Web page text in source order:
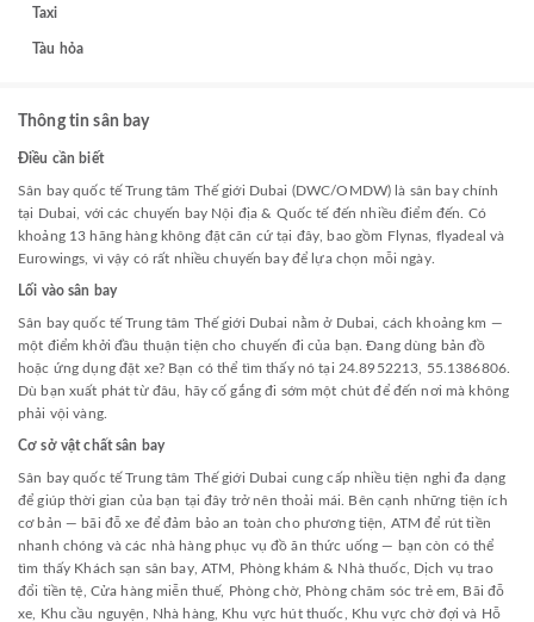
Taxi
Tàu hỏa
Thông tin sân bay
Điều cần biết
Sân bay quốc tế Trung tâm Thế giới Dubai (DWC/OMDW) là sân bay chính
tại Dubai, với các chuyến bay Nội địa & Quốc tế đến nhiều điểm đến. Có
khoảng 13 hãng hàng không đặt căn cứ tại đây, bao gồm Flynas, flyadeal và
Eurowings, vì vậy có rất nhiều chuyến bay để lựa chọn mỗi ngày.
Lối vào sân bay
Sân bay quốc tế Trung tâm Thế giới Dubai nằm ở Dubai, cách khoảng km —
một điểm khởi đầu thuận tiện cho chuyến đi của bạn. Đang dùng bản đồ
hoặc ứng dụng đặt xe? Bạn có thể tìm thấy nó tại 24.8952213, 55.1386806.
Dù bạn xuất phát từ đâu, hãy cố gắng đi sớm một chút để đến nơi mà không
phải vội vàng.
Cơ sở vật chất sân bay
Sân bay quốc tế Trung tâm Thế giới Dubai cung cấp nhiều tiện nghi đa dạng
để giúp thời gian của bạn tại đây trở nên thoải mái. Bên cạnh những tiện ích
cơ bản — bãi đỗ xe để đảm bảo an toàn cho phương tiện, ATM để rút tiền
nhanh chóng và các nhà hàng phục vụ đồ ăn thức uống — bạn còn có thể
tìm thấy Khách sạn sân bay, ATM, Phòng khám & Nhà thuốc, Dịch vụ trao
đổi tiền tệ, Cửa hàng miễn thuế, Phòng chờ, Phòng chăm sóc trẻ em, Bãi đỗ
xe, Khu cầu nguyện, Nhà hàng, Khu vực hút thuốc, Khu vực chờ đợi và Hỗ